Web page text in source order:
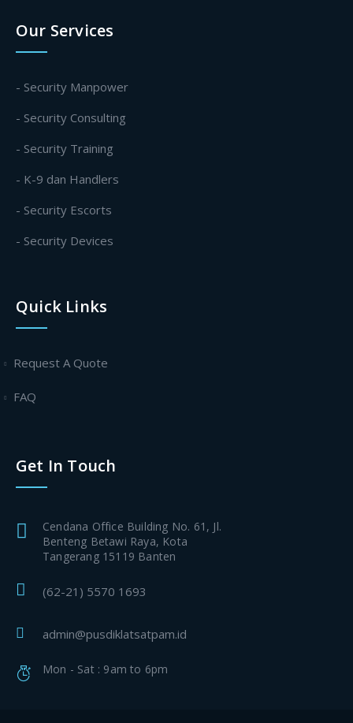
Our Services
- Security Manpower
- Security Consulting
- Security Training
- K-9 dan Handlers
- Security Escorts
- Security Devices
Quick Links
Request A Quote
FAQ
Get In Touch
Cendana Office Building No. 61, Jl.
Benteng Betawi Raya, Kota
Tangerang 15119 Banten
(62-21) 5570 1693
admin@pusdiklatsatpam.id
Mon - Sat : 9am to 6pm